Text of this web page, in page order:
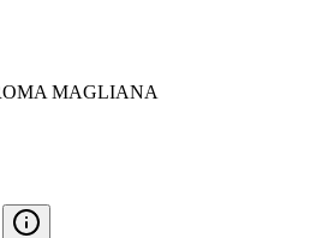
MAGLIANA